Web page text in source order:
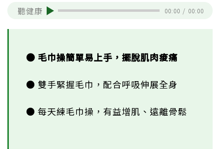
聽健康 00:00 / 00:00
● 毛巾操簡單易上手，擺脫肌肉痠痛
● 雙手緊握毛巾，配合呼吸伸展全身
● 每天練毛巾操，有益增肌、遠離骨鬆